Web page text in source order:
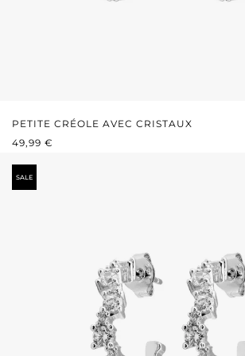
PETITE CRÉOLE AVEC CRISTAUX
PRIX RÉGULIER :
49,99 €
SALE